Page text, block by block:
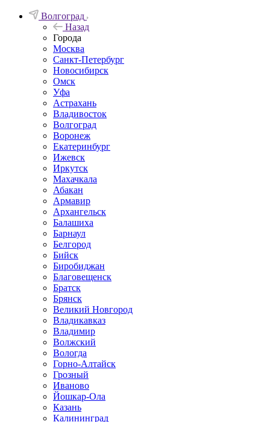
Волгоград
Назад
Города
Москва
Санкт-Петербург
Новосибирск
Омск
Уфа
Астрахань
Владивосток
Волгоград
Воронеж
Екатеринбург
Ижевск
Иркутск
Махачкала
Абакан
Армавир
Архангельск
Балашиха
Барнаул
Белгород
Бийск
Биробиджан
Благовещенск
Братск
Брянск
Великий Новгород
Владикавказ
Владимир
Волжский
Вологда
Горно-Алтайск
Грозный
Иваново
Йошкар-Ола
Казань
Калининград